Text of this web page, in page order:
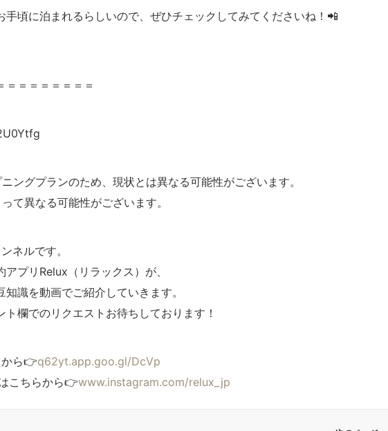
手頃に泊まれるらしいので、ぜひチェックしてみてくださいね！📲
＝＝＝＝＝＝＝＝
ングプランのため、現状とは異なる可能性がございます。
て異なる可能性がございます。
ネルです。
プリRelux（リラックス）が、
識を動画でご紹介していきます。
欄でのリクエストお待ちしております！
から👉q62yt.app.goo.gl/DcVp
こちらから👉www.instagram.com/relux_jp